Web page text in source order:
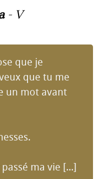
- V
que je
que tu me
un mot avant
ma vie [...]